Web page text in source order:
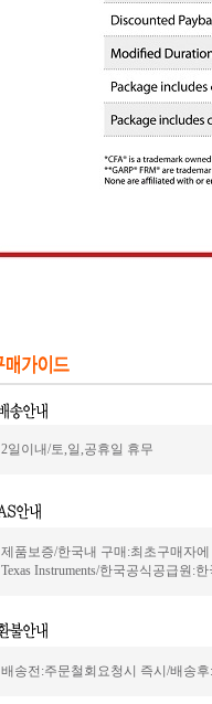
2일이내/토,일,공휴일 휴무
제품보증/한국내 구매:최초구매자
Texas Instruments/한국공식공급원:
배송전:주문철회요청시 즉시/배송